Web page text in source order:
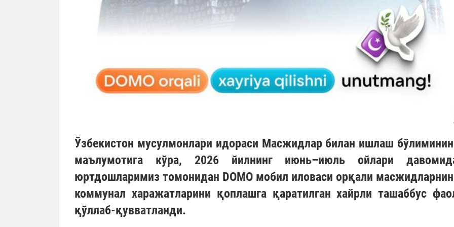
Ўзбекистон мусулмонлари идораси Масжидлар билан ишлаш
маълумотига кўра, 2026 йилнинг июнь–июль ойлари
юртдошларимиз томонидан DOMO мобил иловаси орқали
коммунал харажатларини қоплашга қаратилган хайрли ташаббус
қўллаб-қувватланди.